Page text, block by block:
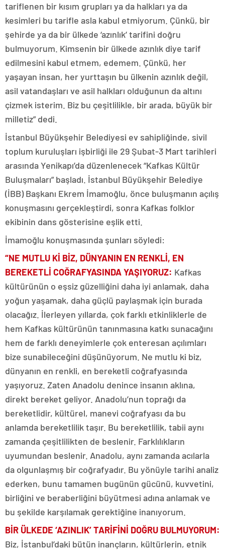
tariflenen bir kısım grupları ya da halkları ya da
kesimleri bu tarifle asla kabul etmiyorum. Çünkü, bir
şehirde ya da bir ülkede ‘azınlık’ tarifini doğru
bulmuyorum. Kimsenin bir ülkede azınlık diye tarif
edilmesini kabul etmem, edemem. Çünkü, her
yaşayan insan, her yurttaşın bu ülkenin azınlık değil,
asil vatandaşları ve asil halkları olduğunun da altını
çizmek isterim. Biz bu çeşitlilikle, bir arada, büyük bir
milletiz” dedi.
İstanbul Büyükşehir Belediyesi ev sahipliğinde, sivil
toplum kuruluşları işbirliği ile 29 Şubat-3 Mart tarihleri
arasında Yenikapı’da düzenlenecek “Kafkas Kültür
Buluşmaları” başladı. İstanbul Büyükşehir Belediye
(İBB) Başkanı Ekrem İmamoğlu, önce buluşmanın açılış
konuşmasını gerçekleştirdi, sonra Kafkas folklor
ekibinin dans gösterisine eşlik etti.
İmamoğlu konuşmasında şunları söyledi:
“NE MUTLU Kİ BİZ, DÜNYANIN EN RENKLİ, EN
BEREKETLİ COĞRAFYASINDA YAŞIYORUZ: Kafkas
kültürünün o eşsiz güzelliğini daha iyi anlamak, daha
yoğun yaşamak, daha güçlü paylaşmak için burada
olacağız. İlerleyen yıllarda, çok farklı etkinliklerle de
hem Kafkas kültürünün tanınmasına katkı sunacağını
hem de farklı deneyimlerle çok enteresan açılımları
bize sunabileceğini düşünüyorum. Ne mutlu ki biz,
dünyanın en renkli, en bereketli coğrafyasında
yaşıyoruz. Zaten Anadolu denince insanın aklına,
direkt bereket geliyor. Anadolu’nun toprağı da
bereketlidir, kültürel, manevi coğrafyası da bu
anlamda bereketlilik taşır. Bu bereketlilik, tabii aynı
zamanda çeşitlilikten de beslenir. Farklılıkların
uyumundan beslenir. Anadolu, aynı zamanda acılarla
da olgunlaşmış bir coğrafyadır. Bu yönüyle tarihi analiz
ederken, bunu tamamen bugünün gücünü, kuvvetini,
birliğini ve beraberliğini büyütmesi adına anlamak ve
bu şekilde karşılamak gerektiğine inanıyorum.
BİR ÜLKEDE ‘AZINLIK’ TARİFİNİ DOĞRU BULMUYORUM:
Biz, İstanbul’daki bütün inançların, kültürlerin, etnik